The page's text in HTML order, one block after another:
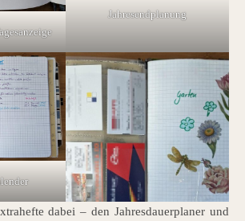
Jahresendplanung
dabei – den Jahresdauerplaner und